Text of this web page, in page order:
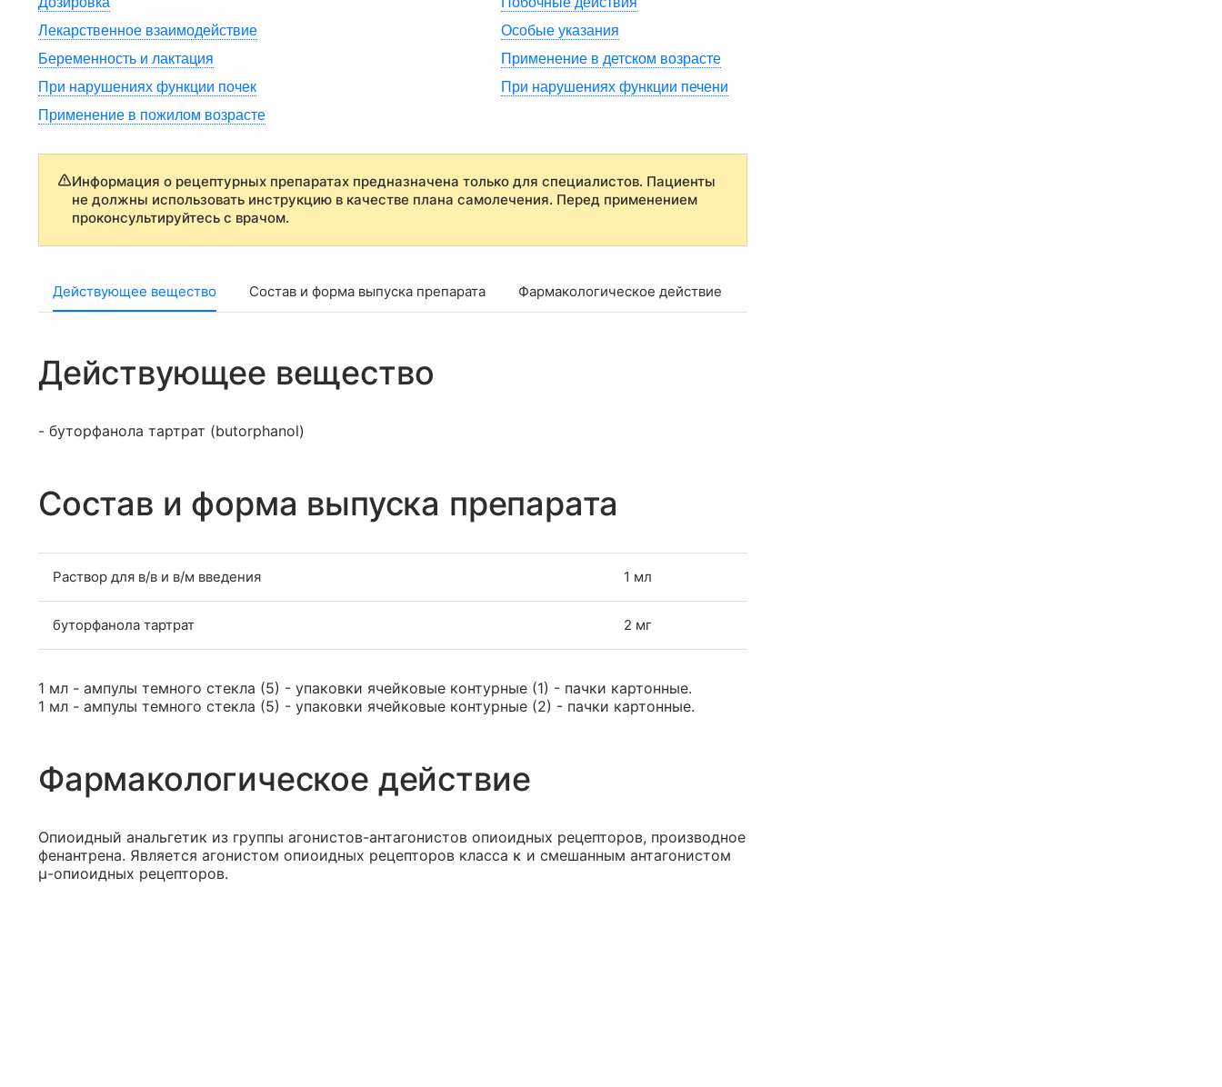
Лекарственное взаимодействие
Особые указания
Беременность и лактация
Применение в детском возрасте
При нарушениях функции почек
При нарушениях функции печени
Применение в пожилом возрасте
Информация о рецептурных препаратах предназначена только для специалистов. Пациенты
не должны использовать инструкцию в качестве плана самолечения. Перед применением
проконсультируйтесь с врачом.
Действующее вещество Состав и форма выпуска препарата Фармакологическое действие
Действующее вещество
- буторфанола тартрат (butorphanol)
Состав и форма выпуска препарата
Раствор для в/в и в/м введения 1 мл
буторфанола тартрат 2 мг
1 мл - ампулы темного стекла (5) - упаковки ячейковые контурные (1) - пачки картонные.
1 мл - ампулы темного стекла (5) - упаковки ячейковые контурные (2) - пачки картонные.
Фармакологическое действие
Опиоидный анальгетик из группы агонистов-антагонистов опиоидных рецепторов, производное
фенантрена. Является агонистом опиоидных рецепторов класса κ и смешанным антагонистом
μ-опиоидных рецепторов.